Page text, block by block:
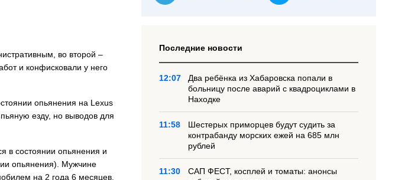
во второй –
и конфисковали у него
опьянения на Lexus
езду, но выводов для
в состоянии опьянения и
опьянения). Мужчине
на 2 года 6 месяцев.
Последние новости
12:07
Два ребёнка из Хабаровска попали в
больницу после аварий с квадроциклами в
Находке
11:58
Шестерых приморцев будут судить за
контрабанду морских ежей на 685 млн
рублей
11:30
САП ФЕСТ, косплей и томаты: анонсы